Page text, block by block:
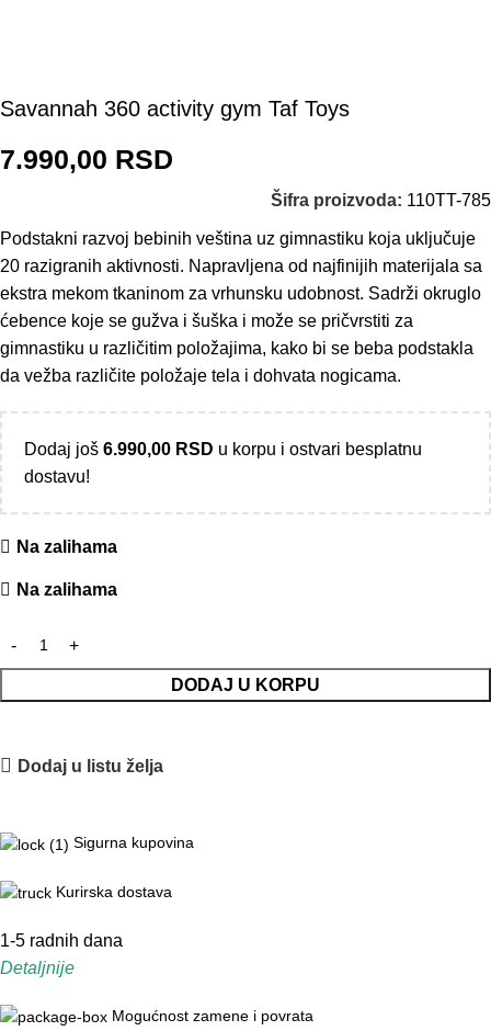
Savannah 360 activity gym Taf Toys
7.990,00 RSD
Šifra proizvoda: 110TT-785
Podstakni razvoj bebinih veština uz gimnastiku koja uključuje
20 razigranih aktivnosti. Napravljena od najfinijih materijala sa
ekstra mekom tkaninom za vrhunsku udobnost. Sadrži okruglo
ćebence koje se gužva i šuška i može se pričvrstiti za
gimnastiku u različitim položajima, kako bi se beba podstakla
da vežba različite položaje tela i dohvata nogicama.
Dodaj još 6.990,00 RSD u korpu i ostvari besplatnu
dostavu!
Na zalihama
Na zalihama
DODAJ U KORPU
Dodaj u listu želja
Sigurna kupovina
Kurirska dostava
1-5 radnih dana
Detaljnije
Mogućnost zamene i povrata